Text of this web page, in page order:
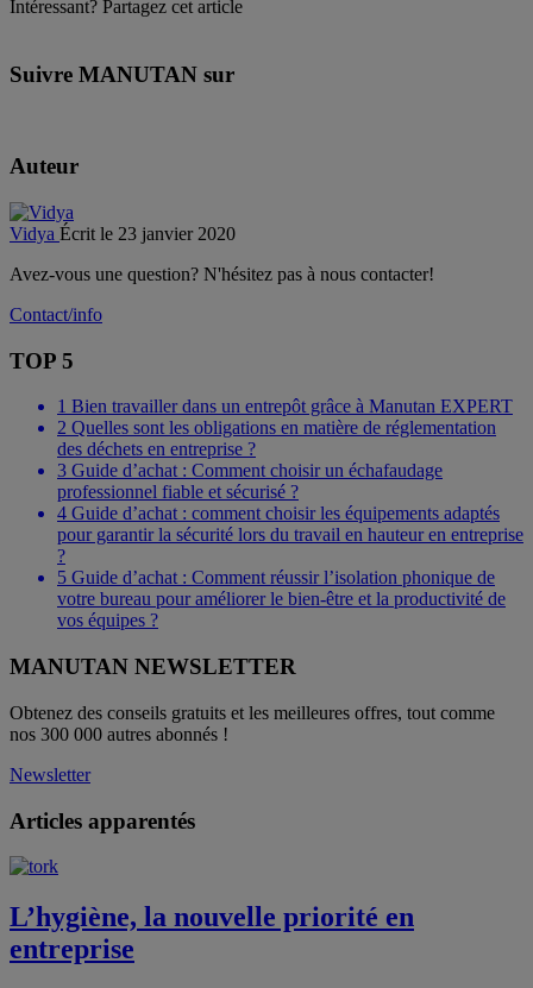
Intéressant? Partagez cet article
Suivre MANUTAN sur
Auteur
Vidya Écrit le 23 janvier 2020
Avez-vous une question? N'hésitez pas à nous contacter!
Contact/info
TOP 5
1 Bien travailler dans un entrepôt grâce à Manutan EXPERT
2 Quelles sont les obligations en matière de réglementation
des déchets en entreprise ?
3 Guide d’achat : Comment choisir un échafaudage
professionnel fiable et sécurisé ?
4 Guide d’achat : comment choisir les équipements adaptés
pour garantir la sécurité lors du travail en hauteur en entreprise
?
5 Guide d’achat : Comment réussir l’isolation phonique de
votre bureau pour améliorer le bien-être et la productivité de
vos équipes ?
MANUTAN NEWSLETTER
Obtenez des conseils gratuits et les meilleures offres, tout comme
nos 300 000 autres abonnés !
Newsletter
Articles apparentés
L’hygiène, la nouvelle priorité en
entreprise